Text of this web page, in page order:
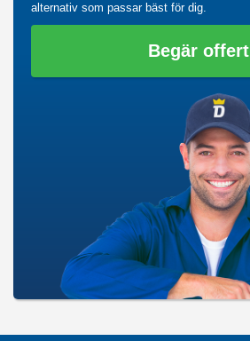
alternativ som passar bäst för dig.
Begär offert